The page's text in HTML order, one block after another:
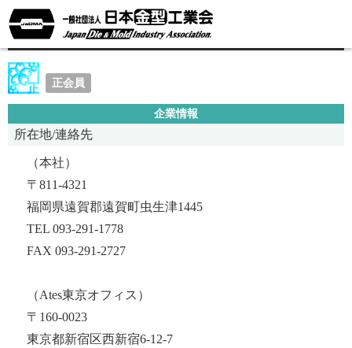
株式会社ワークス
正会員
企業情報
所在地/連絡先
（本社）
〒811-4321
福岡県遠賀郡遠賀町虫生津1445
TEL 093-291-1778
FAX 093-291-2727
（Ates東京オフィス）
〒160-0023
東京都新宿区西新宿6-12-7